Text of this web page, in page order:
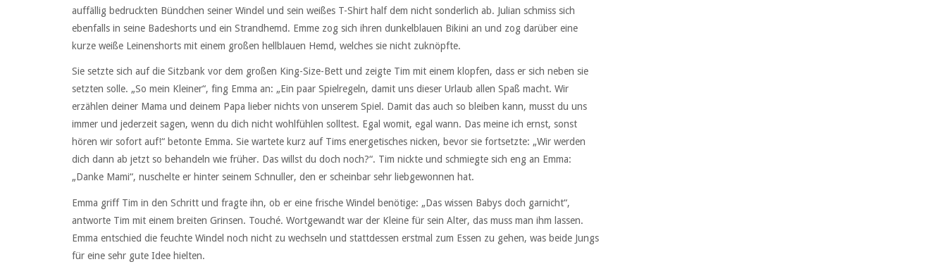
auffällig bedruckten Bündchen seiner Windel und sein weißes T-Shirt half dem nicht sonderlich ab. Julian schmiss sich
ebenfalls in seine Badeshorts und ein Strandhemd. Emme zog sich ihren dunkelblauen Bikini an und zog darüber eine
kurze weiße Leinenshorts mit einem großen hellblauen Hemd, welches sie nicht zuknöpfte.
Sie setzte sich auf die Sitzbank vor dem großen King-Size-Bett und zeigte Tim mit einem klopfen, dass er sich neben sie
setzten solle. „So mein Kleiner“, fing Emma an: „Ein paar Spielregeln, damit uns dieser Urlaub allen Spaß macht. Wir
erzählen deiner Mama und deinem Papa lieber nichts von unserem Spiel. Damit das auch so bleiben kann, musst du uns
immer und jederzeit sagen, wenn du dich nicht wohlfühlen solltest. Egal womit, egal wann. Das meine ich ernst, sonst
hören wir sofort auf!“ betonte Emma. Sie wartete kurz auf Tims energetisches nicken, bevor sie fortsetzte: „Wir werden
dich dann ab jetzt so behandeln wie früher. Das willst du doch noch?“. Tim nickte und schmiegte sich eng an Emma:
„Danke Mami“, nuschelte er hinter seinem Schnuller, den er scheinbar sehr liebgewonnen hat.
Emma griff Tim in den Schritt und fragte ihn, ob er eine frische Windel benötige: „Das wissen Babys doch garnicht“,
antworte Tim mit einem breiten Grinsen. Touché. Wortgewandt war der Kleine für sein Alter, das muss man ihm lassen.
Emma entschied die feuchte Windel noch nicht zu wechseln und stattdessen erstmal zum Essen zu gehen, was beide Jungs
für eine sehr gute Idee hielten.